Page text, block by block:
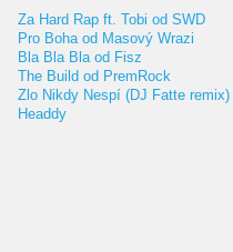
Za Hard Rap ft. Tobi od SWD
Pro Boha od Masový Wrazi
Bla Bla Bla od Fisz
The Build od PremRock
Zlo Nikdy Nespí (DJ Fatte remix)
Headdy